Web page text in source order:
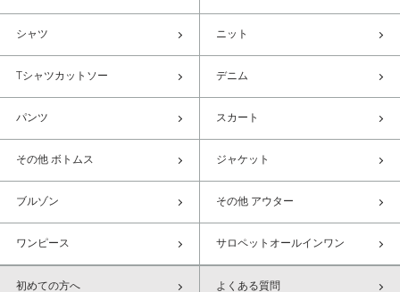
シャツ ニット
Tシャツカットソー デニム
パンツ スカート
その他 ボトムス ジャケット
ブルゾン その他 アウター
ワンピース サロペットオールインワン
初めての方へ よくある質問